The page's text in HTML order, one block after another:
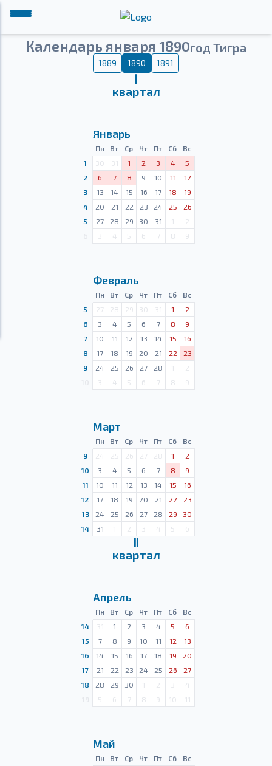
Календарь января 1890год Тигра
1889 1890 1891
Ⅰ
квартал
Январь
Пн Вт Ср Чт Пт Сб
Вс
1
30 31 1 2 3 4
5
2
6 7 8 9 10 11
12
3
13 14 15 16 17 18
19
4
20 21 22 23 24 25
26
5
27 28 29 30 31 1
2
3 4 5 6 7 8 9
Февраль
Пн Вт Ср Чт Пт Сб
Вс
5
27 28 29 30 31 1
2
6
3 4 5 6 7 8
9
7
10 11 12 13 14 15
16
8
17 18 19 20 21 22
23
9
24 25 26 27 28 1
2
3 4 5 6 7 8 9
Март
Пн Вт Ср Чт Пт Сб
Вс
9
24 25 26 27 28 1
2
10
3 4 5 6 7 8
9
11
10 11 12 13 14 15
16
12
17 18 19 20 21 22
23
13
24 25 26 27 28 29
30
14
31 1 2 3 4 5 6
Ⅱ
квартал
Апрель
Пн Вт Ср Чт Пт Сб
Вс
14
31 1 2 3 4 5
6
15
7 8 9 10 11 12
13
16
14 15 16 17 18 19
20
17
21 22 23 24 25 26
27
18
28 29 30 1 2 3
4
5 6 7 8 9 10 11
Май
Пн Вт Ср Чт Пт Сб
Вс